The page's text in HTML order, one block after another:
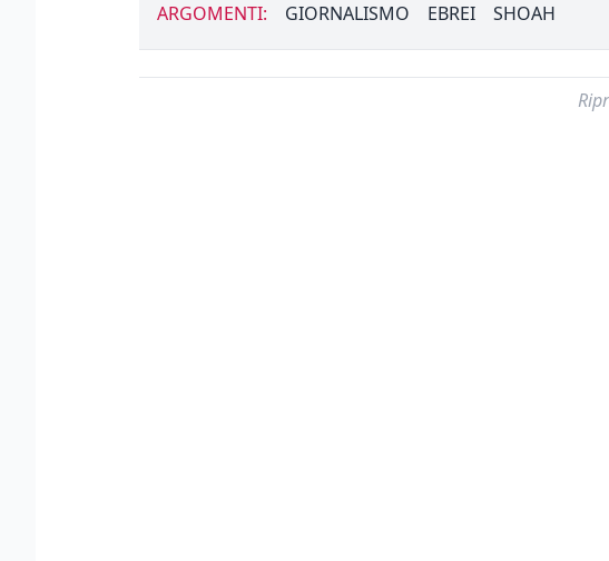
ARGOMENTI: GIORNALISMO EBREI SHOAH